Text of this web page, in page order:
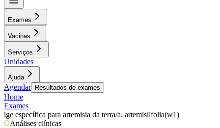
Exames
Vacinas
Serviços
Unidades
Ajuda
Agendar Resultados de exames
Home
Exames
ige específica para artemisia da terra/a. artemisilfolia(w1)
Análises clínicas